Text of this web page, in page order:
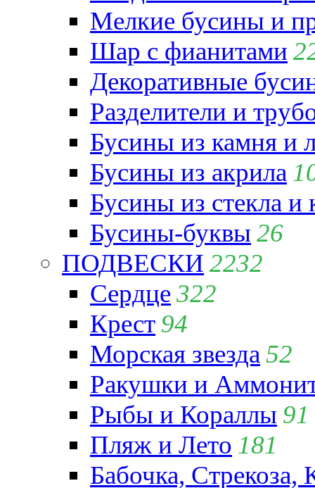
Мелкие бусины и
Шар с фианитами
Декоративные
Разделители и
Бусины из камня и
Бусины из акрила
Бусины из стекла и
Бусины-буквы 26
ПОДВЕСКИ 2232
Сердце322
Крест 94
Морская звезда 52
Ракушки и
Рыбы и Кораллы 91
Пляж и Лето 181
Бабочка,